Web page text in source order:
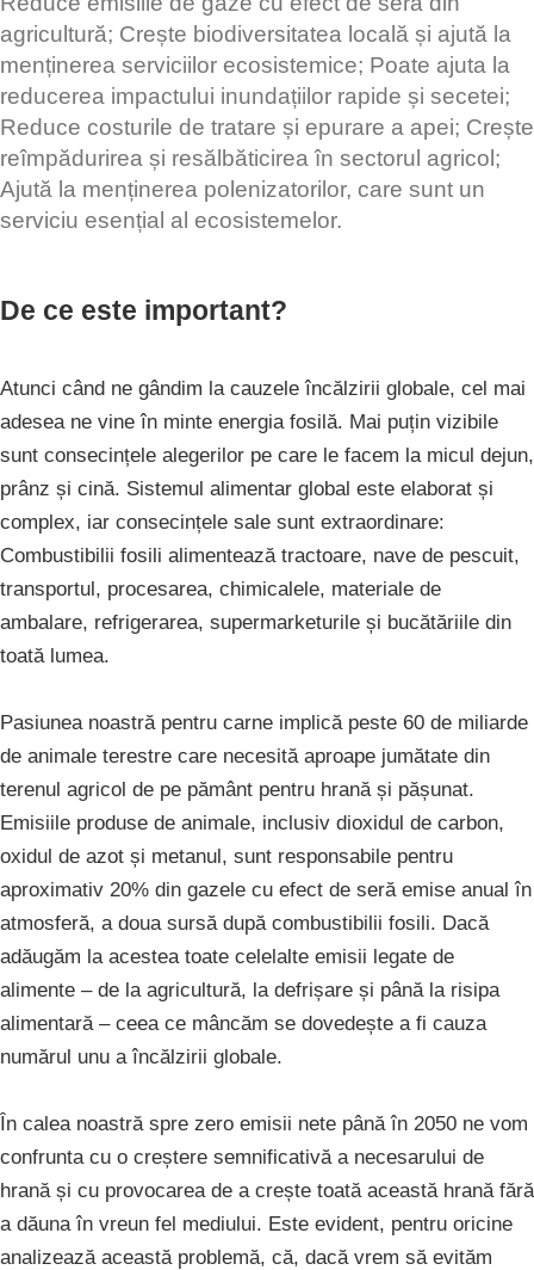
agricultură; Crește biodiversitatea locală și ajută la
menținerea serviciilor ecosistemice; Poate ajuta la
reducerea impactului inundațiilor rapide și secetei;
Reduce costurile de tratare și epurare a apei; Crește
reîmpădurirea și resălbăticirea în sectorul agricol;
Ajută la menținerea polenizatorilor, care sunt un
serviciu esențial al ecosistemelor.
De ce este important?
Atunci când ne gândim la cauzele încălzirii globale, cel mai
adesea ne vine în minte energia fosilă. Mai puțin vizibile
sunt consecințele alegerilor pe care le facem la micul dejun,
prânz și cină. Sistemul alimentar global este elaborat și
complex, iar consecințele sale sunt extraordinare:
Combustibilii fosili alimentează tractoare, nave de pescuit,
transportul, procesarea, chimicalele, materiale de
ambalare, refrigerarea, supermarketurile și bucătăriile din
toată lumea.
Pasiunea noastră pentru carne implică peste 60 de miliarde
de animale terestre care necesită aproape jumătate din
terenul agricol de pe pământ pentru hrană și pășunat.
Emisiile produse de animale, inclusiv dioxidul de carbon,
oxidul de azot și metanul, sunt responsabile pentru
aproximativ 20% din gazele cu efect de seră emise anual în
atmosferă, a doua sursă după combustibilii fosili. Dacă
adăugăm la acestea toate celelalte emisii legate de
alimente – de la agricultură, la defrișare și până la risipa
alimentară – ceea ce mâncăm se dovedește a fi cauza
numărul unu a încălzirii globale.
În calea noastră spre zero emisii nete până în 2050 ne vom
confrunta cu o creștere semnificativă a necesarului de
hrană și cu provocarea de a crește toată această hrană fără
a dăuna în vreun fel mediului. Este evident, pentru oricine
analizează această problemă, că, dacă vrem să evităm